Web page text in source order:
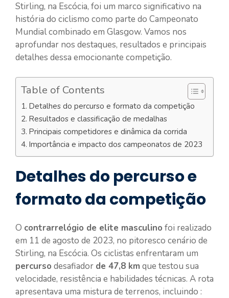
Stirling, na Escócia, foi um marco significativo na
história do ciclismo como parte do Campeonato
Mundial combinado em Glasgow. Vamos nos
aprofundar nos destaques, resultados e principais
detalhes dessa emocionante competição.
Table of Contents
Detalhes do percurso e formato da competição
Resultados e classificação de medalhas
Principais competidores e dinâmica da corrida
Importância e impacto dos campeonatos de 2023
Detalhes do percurso e
formato da competição
O contrarrelógio de elite masculino foi realizado
em 11 de agosto de 2023, no pitoresco cenário de
Stirling, na Escócia. Os ciclistas enfrentaram um
percurso desafiador de 47,8 km que testou sua
velocidade, resistência e habilidades técnicas. A rota
apresentava uma mistura de terrenos, incluindo :